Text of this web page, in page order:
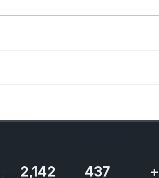
2,142 437 +